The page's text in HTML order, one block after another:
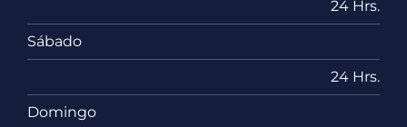
24 Hrs.
Sábado
24 Hrs.
Domingo